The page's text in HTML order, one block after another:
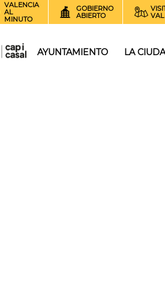
VALENCIA
AL
MINUTO
GOBIERNO
ABIERTO
AYUNTAMIENTO LA